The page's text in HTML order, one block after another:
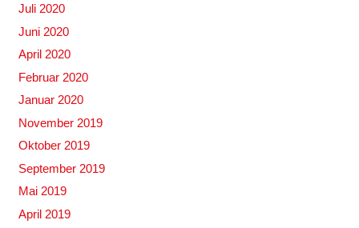
Juli 2020
Juni 2020
April 2020
Februar 2020
Januar 2020
November 2019
Oktober 2019
September 2019
Mai 2019
April 2019